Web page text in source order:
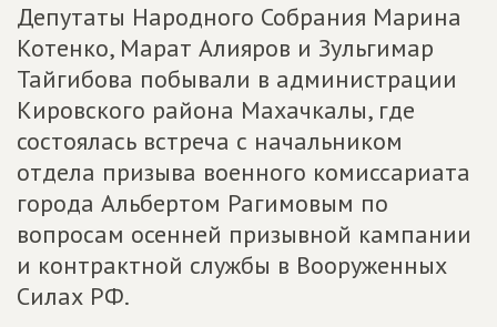
Депутаты Народного Собрания Марина
Котенко, Марат Алияров и Зульгимар
Тайгибова побывали в администрации
Кировского района Махачкалы, где
состоялась встреча с начальником
отдела призыва военного комиссариата
города Альбертом Рагимовым по
вопросам осенней призывной кампании
и контрактной службы в Вооруженных
Силах РФ.